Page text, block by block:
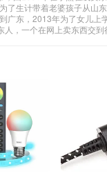
了生计带着老婆孩子从山
广东，2013年为了女儿上
，一个在网上卖东西交到